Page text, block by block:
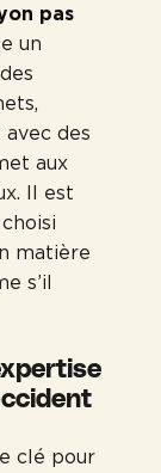
pas
un
des
aux
Il est
matière
s’il
clé pour